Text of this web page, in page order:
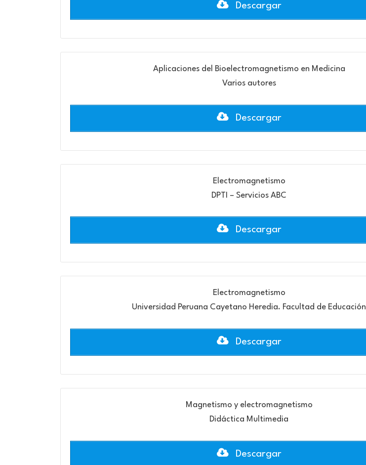
Descargar
Aplicaciones del Bioelectromagnetismo en Medicina
Varios autores
Descargar
Electromagnetismo
DPTI – Servicios ABC
Descargar
Electromagnetismo
Universidad Peruana Cayetano Heredia. Facultad de Educación
Descargar
Magnetismo y electromagnetismo
Didáctica Multimedia
Descargar